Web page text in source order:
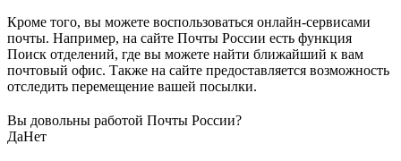
Кроме того, вы можете воспользоваться онлайн-сервисами
почты. Например, на сайте Почты России есть функция
Поиск отделений, где вы можете найти ближайший к вам
почтовый офис. Также на сайте предоставляется возможность
отследить перемещение вашей посылки.
Вы довольны работой Почты России?
ДаНет